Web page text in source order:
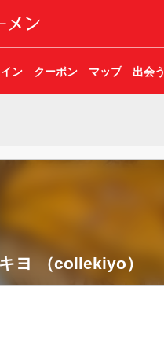
ン クーポン マップ 出会う
ヨ （collekiyo）